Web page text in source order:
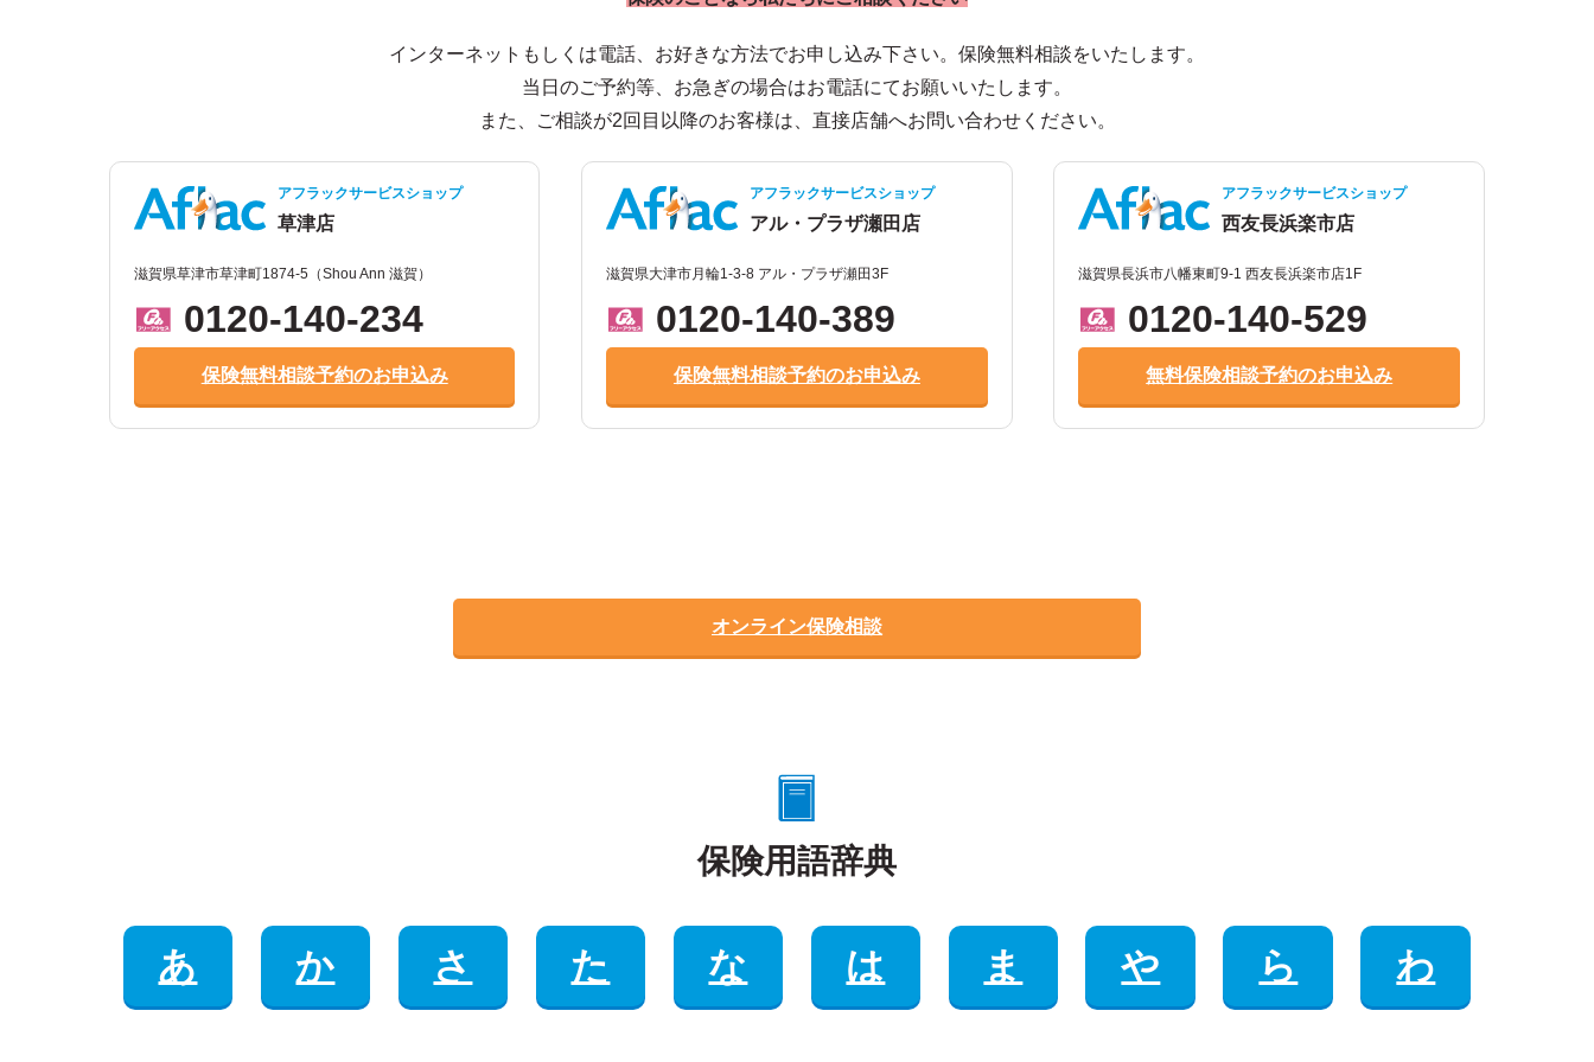
インターネットもしくは電話、お好きな方法でお申し込み下さい。保険無料相談をいたします。
当日のご予約等、お急ぎの場合はお電話にてお願いいたします。
また、ご相談が2回目以降のお客様は、直接店舗へお問い合わせください。
アフラックサービスショップ
草津店
滋賀県草津市草津町1874-5（Shou Ann 滋賀）
0120-140-234
保険無料相談予約のお申込み
アフラックサービスショップ
アル・プラザ瀬田店
滋賀県大津市月輪1-3-8 アル・プラザ瀬田3F
0120-140-389
保険無料相談予約のお申込み
アフラックサービスショップ
西友長浜楽市店
滋賀県長浜市八幡東町9-1 西友長浜楽市店1F
0120-140-529
無料保険相談予約のお申込み
オンライン保険相談
保険用語辞典
あ か さ た な は ま や ら わ